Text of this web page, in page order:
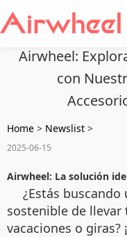
Airwheel:
con
Home > Newslist >
2025-06-15
Airwheel: La solución
¿Estás
sostenible de
vacaciones o giras?